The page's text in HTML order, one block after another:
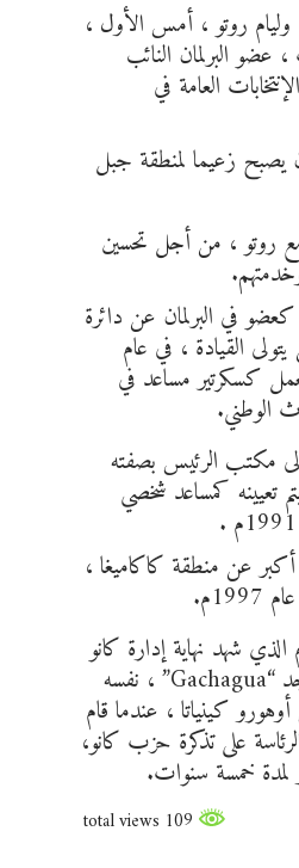
روتو ، أمس الأول ،
البرلمان النائب
العامة في
يصبح زعيما لمنطقة جبل
روتو ، من أجل تحسين
في البرلمان عن دائرة
القيادة ، في عام
كسكرتير مساعد في
الوطني.
نقله إلى مكتب الرئيس بصفته
تعيينه كمساعد شخصي
عن منطقة كاكاميغا ،
العام الذي شهد نهاية إدارة كانو
، التي إستمرت 40 عاما ، وجد “Gachagua” ، نفسه
كينياتا ، عندما قام
على تذكرة حزب كانو،
خمسة سنوات.